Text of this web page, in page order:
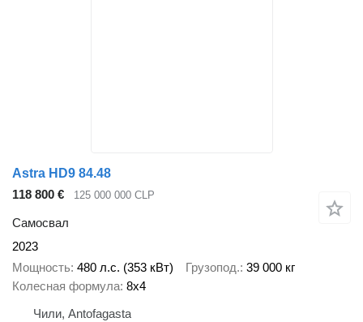
Astra HD9 84.48
118 800 €
125 000 000 CLP
Самосвал
2023
Мощность 480 л.с. (353 кВт) Грузопод. 39 000 кг
Колесная формула 8x4
Чили, Antofagasta